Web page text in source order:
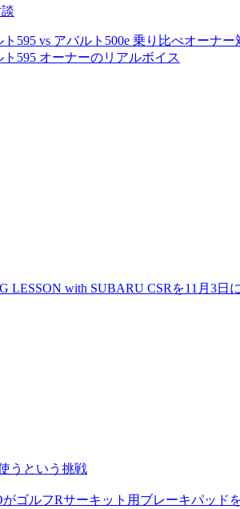
595 vs アバルト500e 乗り比べオーナー
595 オーナーのリアルボイス
LESSON with SUBARU CSRを11月3日
うという挑戦
ゴルフRサーキット用ブレーキパッド